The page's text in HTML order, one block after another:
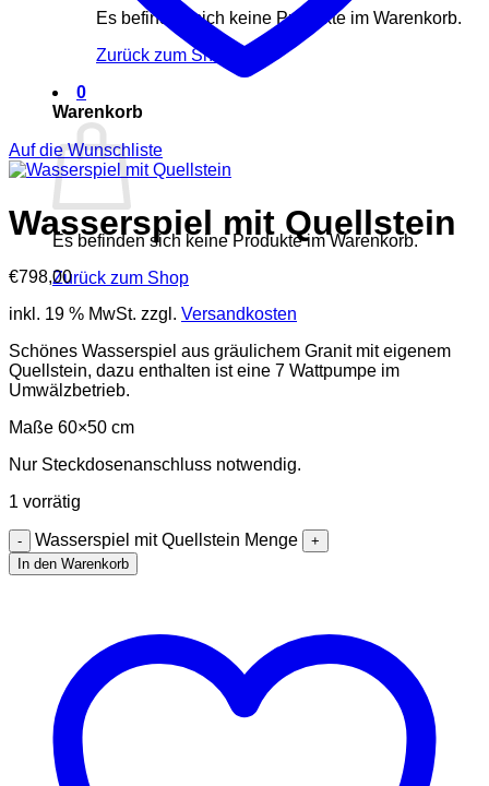
Es befinden sich keine Produkte im Warenkorb.
Zurück zum Shop
0
Warenkorb
Es befinden sich keine Produkte im Warenkorb.
Zurück zum Shop
Auf die Wunschliste
Wasserspiel mit Quellstein
€798,00
inkl. 19 % MwSt. zzgl. Versandkosten
Schönes Wasserspiel aus gräulichem Granit mit eigenem
Quellstein, dazu enthalten ist eine 7 Wattpumpe im
Umwälzbetrieb.
Maße 60×50 cm
Nur Steckdosenanschluss notwendig.
1 vorrätig
Wasserspiel mit Quellstein Menge
In den Warenkorb